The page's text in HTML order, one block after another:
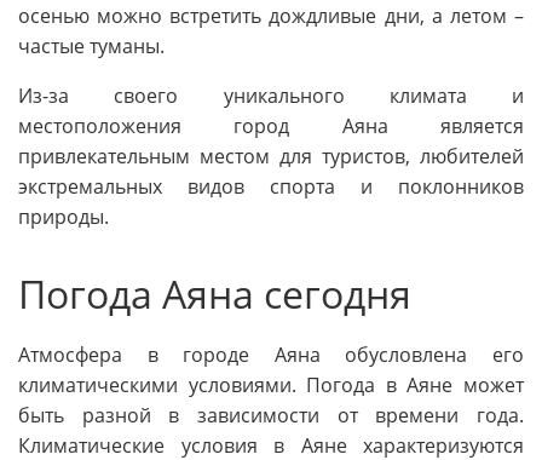
осенью можно встретить дождливые дни, а летом –
частые туманы.
Из-за своего уникального климата и
местоположения город Аяна является
привлекательным местом для туристов, любителей
экстремальных видов спорта и поклонников
природы.
Погода Аяна сегодня
Атмосфера в городе Аяна обусловлена его
климатическими условиями. Погода в Аяне может
быть разной в зависимости от времени года.
Климатические условия в Аяне характеризуются